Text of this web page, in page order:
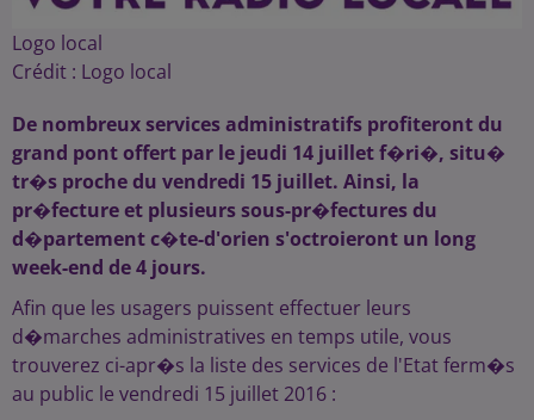
Logo local
Crédit : Logo local
De nombreux services administratifs profiteront du
grand pont offert par le jeudi 14 juillet f�ri�, situ�
tr�s proche du vendredi 15 juillet. Ainsi, la
pr�fecture et plusieurs sous-pr�fectures du
d�partement c�te-d'orien s'octroieront un long
week-end de 4 jours.
Afin que les usagers puissent effectuer leurs
d�marches administratives en temps utile, vous
trouverez ci-apr�s la liste des services de l'Etat ferm�s
au public le vendredi 15 juillet 2016 :